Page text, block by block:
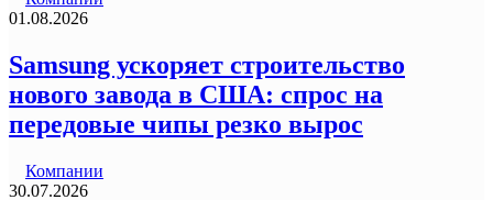
01.08.2026
Samsung ускоряет строительство
нового завода в США: спрос на
передовые чипы резко вырос
Компании
30.07.2026